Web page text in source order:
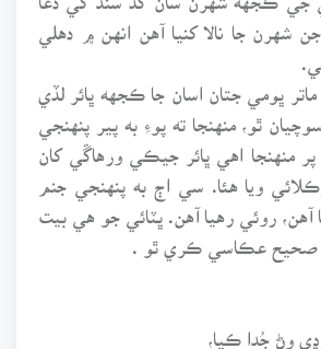
شهرن جا نالا کنيا آهن انهن ۾ دهلي
ڀومي جتان اسان جا ڪجهه ڀائر لڏي
سوچيان ٿو، منهنجا ته پوءِ به پير پنهنجي
منهنجا اهي ڀائر جيڪي ورهاڱي کان
ويا هئا. سي اڄ به پنهنجي جنم
آهن، روئي رهيا آهن. ڀٽائي جو هي بيت
صحيح عڪاسي ڪري ٿو .
وڻ جُدا ڪيا،